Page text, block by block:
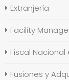
Extranjería
Facility
Fiscal
Fusiones y